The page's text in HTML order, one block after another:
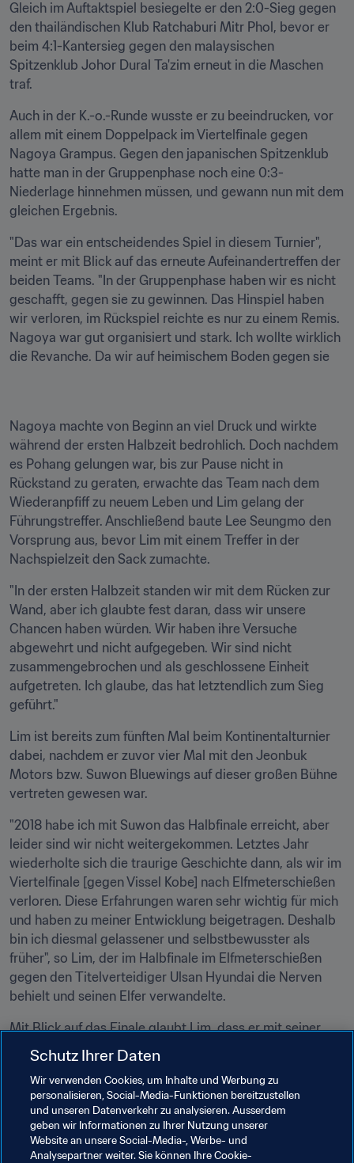
Gleich im Auftaktspiel besiegelte er den 2:0-Sieg gegen
den thailändischen Klub Ratchaburi Mitr Phol, bevor er
beim 4:1-Kantersieg gegen den malaysischen
Spitzenklub Johor Dural Ta'zim erneut in die Maschen
traf.
Auch in der K.-o.-Runde wusste er zu beeindrucken, vor
allem mit einem Doppelpack im Viertelfinale gegen
Nagoya Grampus. Gegen den japanischen Spitzenklub
hatte man in der Gruppenphase noch eine 0:3-
Niederlage hinnehmen müssen, und gewann nun mit dem
gleichen Ergebnis.
"Das war ein entscheidendes Spiel in diesem Turnier",
meint er mit Blick auf das erneute Aufeinandertreffen der
beiden Teams. "In der Gruppenphase haben wir es nicht
geschafft, gegen sie zu gewinnen. Das Hinspiel haben
wir verloren, im Rückspiel reichte es nur zu einem Remis.
Nagoya war gut organisiert und stark. Ich wollte wirklich
die Revanche. Da wir auf heimischem Boden gegen sie
Nagoya machte von Beginn an viel Druck und wirkte
während der ersten Halbzeit bedrohlich. Doch nachdem
es Pohang gelungen war, bis zur Pause nicht in
Rückstand zu geraten, erwachte das Team nach dem
Wiederanpfiff zu neuem Leben und Lim gelang der
Führungstreffer. Anschließend baute Lee Seungmo den
Vorsprung aus, bevor Lim mit einem Treffer in der
Nachspielzeit den Sack zumachte.
"In der ersten Halbzeit standen wir mit dem Rücken zur
Wand, aber ich glaubte fest daran, dass wir unsere
Chancen haben würden. Wir haben ihre Versuche
abgewehrt und nicht aufgegeben. Wir sind nicht
zusammengebrochen und als geschlossene Einheit
aufgetreten. Ich glaube, das hat letztendlich zum Sieg
geführt."
Lim ist bereits zum fünften Mal beim Kontinentalturnier
dabei, nachdem er zuvor vier Mal mit den Jeonbuk
Motors bzw. Suwon Bluewings auf dieser großen Bühne
vertreten gewesen war.
"2018 habe ich mit Suwon das Halbfinale erreicht, aber
leider sind wir nicht weitergekommen. Letztes Jahr
wiederholte sich die traurige Geschichte dann, als wir im
Viertelfinale [gegen Vissel Kobe] nach Elfmeterschießen
verloren. Diese Erfahrungen waren sehr wichtig für mich
und haben zu meiner Entwicklung beigetragen. Deshalb
bin ich diesmal gelassener und selbstbewusster als
früher", so Lim, der im Halbfinale im Elfmeterschießen
gegen den Titelverteidiger Ulsan Hyundai die Nerven
behielt und seinen Elfer verwandelte.
Mit Blick auf das Finale glaubt Lim, dass er mit seiner
Erfahrung gegen Al Hilal gut dasteht. "Die meisten Leute
denken, dass man mit zunehmendem Alter auch Form
einbüßt. Aber ich sehe das anders. Wenn ich als
erfahrener Spieler auf den Platz gehe, glaube ich an
meine Fähigkeiten. Mein Ziel ist es, eine bessere Leistung
abzuliefern", meint er abschließend.
Schutz Ihrer Daten
Wir verwenden Cookies, um Inhalte und Werbung zu
personalisieren, Social-Media-Funktionen bereitzustellen
und unseren Datenverkehr zu analysieren. Ausserdem
geben wir Informationen zu Ihrer Nutzung unserer
Website an unsere Social-Media-, Werbe- und
Analysepartner weiter. Sie können Ihre Cookie-